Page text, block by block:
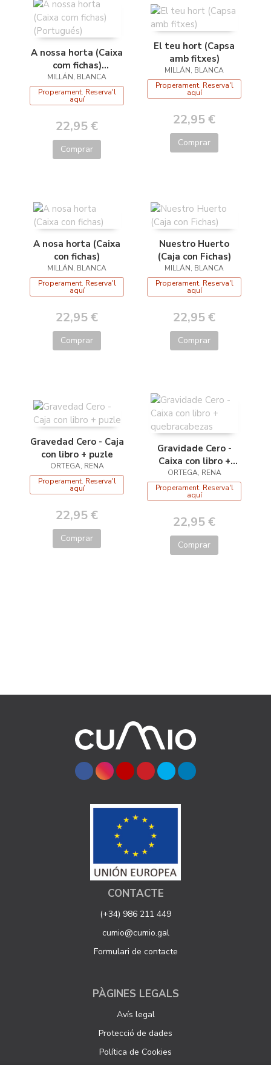
A nossa horta (Caixa
com fichas)
(Portugués)
MILLÁN, BLANCA
Properament. Reserva'l
aquí
22,95 €
Comprar
El teu hort (Capsa
amb fitxes)
MILLÁN, BLANCA
Properament. Reserva'l
aquí
22,95 €
Comprar
A nosa horta (Caixa
con fichas)
MILLÁN, BLANCA
Properament. Reserva'l
aquí
22,95 €
Comprar
Nuestro Huerto
(Caja con Fichas)
MILLÁN, BLANCA
Properament. Reserva'l
aquí
22,95 €
Comprar
Gravedad Cero - Caja
con libro + puzle
ORTEGA, RENA
Properament. Reserva'l
aquí
22,95 €
Comprar
Gravidade Cero -
Caixa con libro +
quebracabezas
ORTEGA, RENA
Properament. Reserva'l
aquí
22,95 €
Comprar
CONTACTE
(+34) 986 211 449
cumio@cumio.gal
Formulari de contacte
PÀGINES LEGALS
Avís legal
Protecció de dades
Política de Cookies